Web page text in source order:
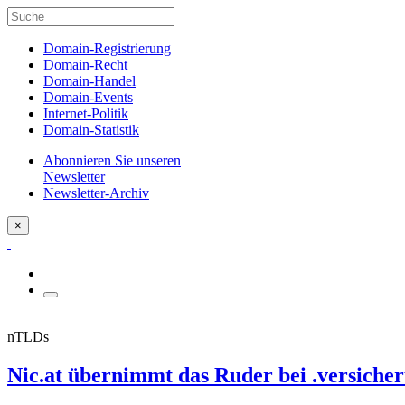
Domain-Registrierung
Domain-Recht
Domain-Handel
Domain-Events
Internet-Politik
Domain-Statistik
Abonnieren Sie unseren
Newsletter
Newsletter-Archiv
×
nTLDs
Nic.at übernimmt das Ruder bei